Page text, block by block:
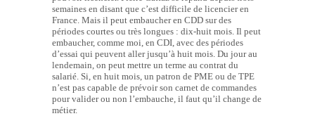
semaines en disant que c’est difficile de licencier en
France. Mais il peut embaucher en CDD sur des
périodes courtes ou très longues : dix-huit mois. Il peut
embaucher, comme moi, en CDI, avec des périodes
d’essai qui peuvent aller jusqu’à huit mois. Du jour au
lendemain, on peut mettre un terme au contrat du
salarié. Si, en huit mois, un patron de PME ou de TPE
n’est pas capable de prévoir son carnet de commandes
pour valider ou non l’embauche, il faut qu’il change de
métier.